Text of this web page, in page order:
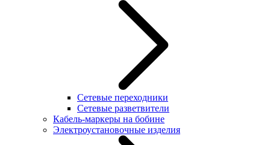
Сетевые переходники
Сетевые разветвители
Кабель-маркеры на бобине
Электроустановочные изделия